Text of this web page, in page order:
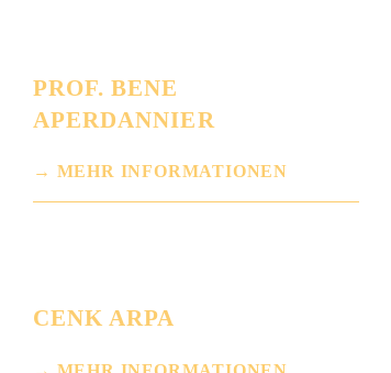
PROF. BENE
APERDANNIER
MEHR INFORMATIONEN
CENK ARPA